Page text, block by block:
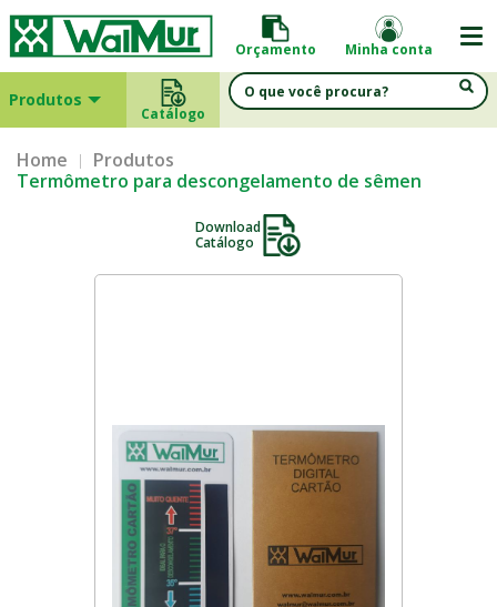
Orçamento Minha conta
Produtos
Catálogo
Home
Produtos
Termômetro para descongelamento de sêmen
Download
Catálogo